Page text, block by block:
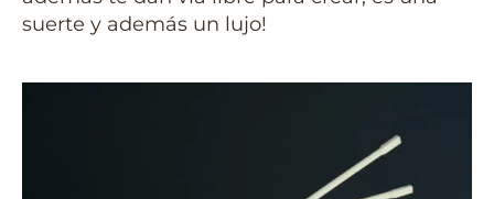
suerte y además un lujo!